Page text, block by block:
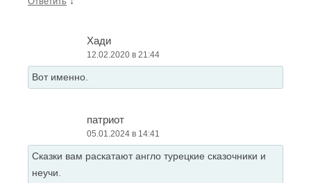
Хади
12.02.2020 в 21:44
Вот именно.
патриот
05.01.2024 в 14:41
Сказки вам раскатают англо турецкие сказочники и
неучи.